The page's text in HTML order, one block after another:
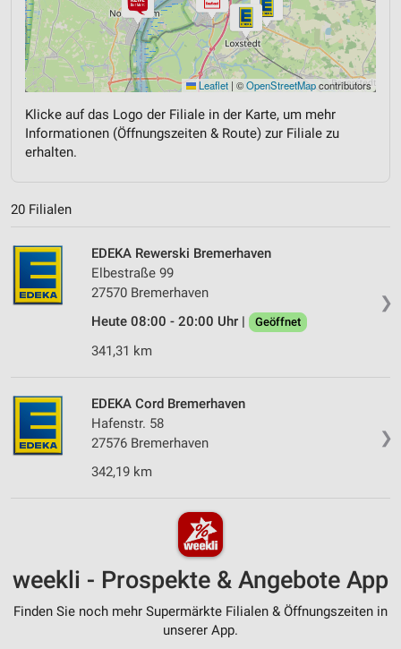
Leaflet | ©OpenStreetMapcontributors
Klicke auf das Logo der Filiale in der Karte, um mehr
Informationen (Öffnungszeiten & Route) zur Filiale zu
erhalten.
20 Filialen
❯
EDEKA Rewerski Bremerhaven
Elbestraße 99
27570 Bremerhaven
Heute 08:00 - 20:00 Uhr |
Geöffnet
341,31 km
❯
EDEKA Cord Bremerhaven
Hafenstr. 58
27576 Bremerhaven
342,19 km
weekli - Prospekte & Angebote App
Finden Sie noch mehr Supermärkte Filialen & Öffnungszeiten in
unserer App.